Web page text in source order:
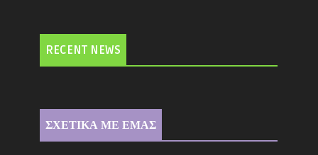
RECENT NEWS
ΣΧΕΤΙΚΑ ΜΕ ΕΜΑΣ